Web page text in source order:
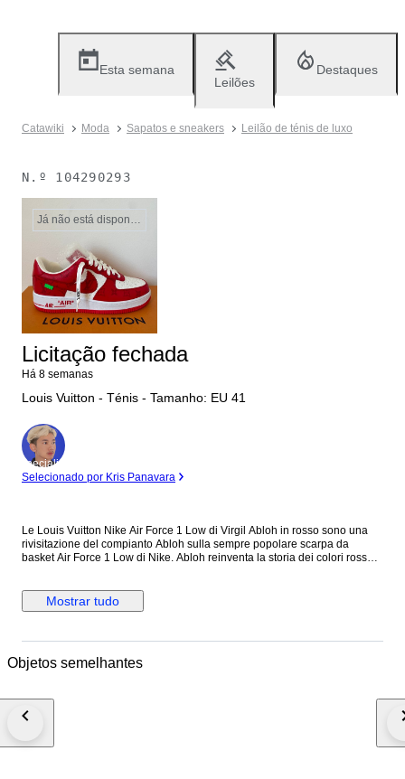
Esta semana
Leilões
Destaques
Catawiki Moda Sapatos e sneakers Leilão de ténis de luxo
N.º 104290293
Já não está disponível
Licitação fechada
Há 8 semanas
Louis Vuitton - Ténis - Tamanho: EU 41
Especialista
Selecionado por Kris Panavara
Le Louis Vuitton Nike Air Force 1 Low di Virgil Abloh in rosso sono una
rivisitazione del compianto Abloh sulla sempre popolare scarpa da
basket Air Force 1 Low di Nike. Abloh reinventa la storia dei colori rosso
abbigliamento OFF-WHITE, con una piccola targhetta sotto lo swoosh e la
scritta "AIR" stampata accanto alla parola "AIR" di Nike sull'intersuola.
Abloh Nike Air Force 1 Low hanno debuttato come un vero e proprio
morte di Abloh, la colorway in bianco è stata una delle 47 versioni delle
l'interpretazione chic ma discreta di Abloh della palette di colori. Le Louis
luglio del 2022 per una selezione di clienti esclusivi della Maison Le
Mostrar tudo
Objetos semelhantes